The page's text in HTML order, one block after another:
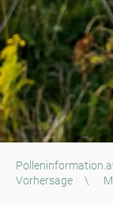
Vorhersage
\